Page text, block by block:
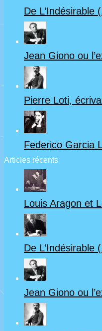
De L’Indésirable
Jean Giono ou
Pierre Loti,
Federico Garcia
Articles récents
Louis Aragon et
De L’Indésirable
Jean Giono ou